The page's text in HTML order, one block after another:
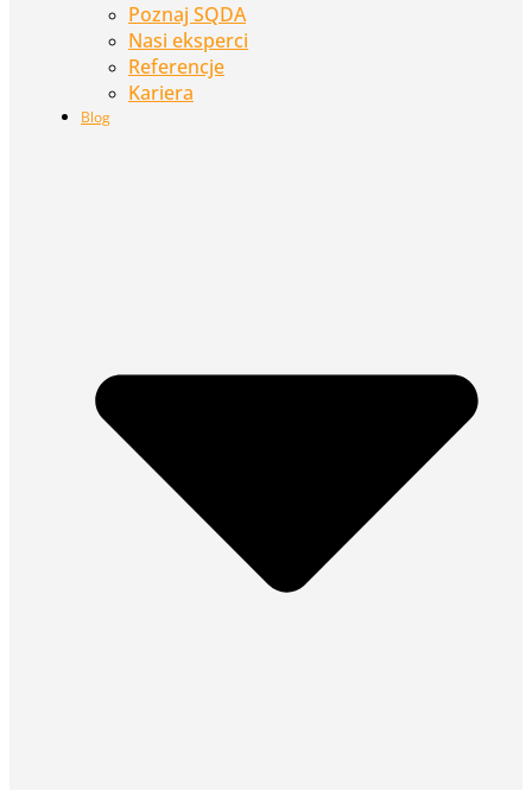
Poznaj SQDA
Nasi eksperci
Referencje
Kariera
Blog